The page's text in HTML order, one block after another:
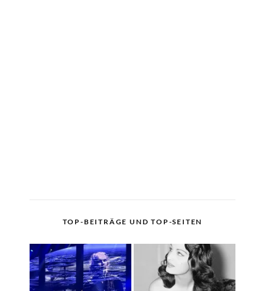
TOP-BEITRÄGE UND TOP-SEITEN